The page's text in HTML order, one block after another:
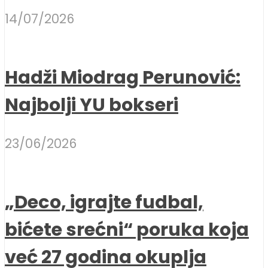
14/07/2026
Hadži Miodrag Perunović:
Najbolji YU bokseri
23/06/2026
„Deco, igrajte fudbal,
bićete srećni“ poruka koja
već 27 godina okuplja